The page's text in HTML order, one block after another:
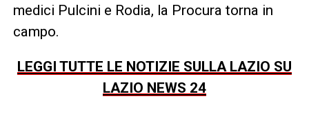
medici Pulcini e Rodia, la Procura torna in
campo.
LEGGI TUTTE LE NOTIZIE SULLA LAZIO SU
LAZIO NEWS 24